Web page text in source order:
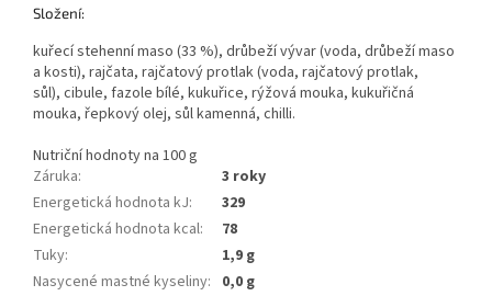
Složení:
kuřecí stehenní maso (33 %), drůbeží vývar (voda, drůbeží maso
a kosti), rajčata, rajčatový protlak (voda, rajčatový protlak,
sůl), cibule, fazole bílé, kukuřice, rýžová mouka, kukuřičná
mouka, řepkový olej, sůl kamenná, chilli.
Nutriční hodnoty na 100 g
Záruka:
3 roky
Energetická hodnota kJ:
329
Energetická hodnota kcal:
78
Tuky:
1,9 g
Nasycené mastné kyseliny: 0,0 g